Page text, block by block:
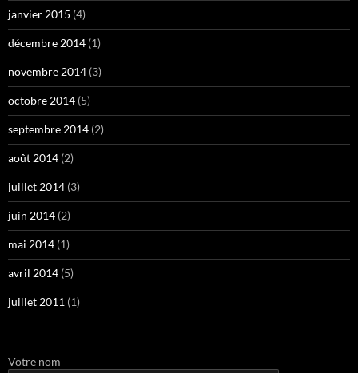
janvier 2015 (4)
décembre 2014 (1)
novembre 2014 (3)
octobre 2014 (5)
septembre 2014 (2)
août 2014 (2)
juillet 2014 (3)
juin 2014 (2)
mai 2014 (1)
avril 2014 (5)
juillet 2011 (1)
Votre nom